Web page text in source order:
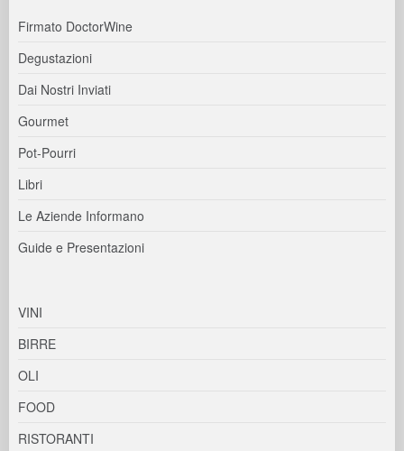
Firmato DoctorWine
Degustazioni
Dai Nostri Inviati
Gourmet
Pot-Pourri
Libri
Le Aziende Informano
Guide e Presentazioni
VINI
BIRRE
OLI
FOOD
RISTORANTI